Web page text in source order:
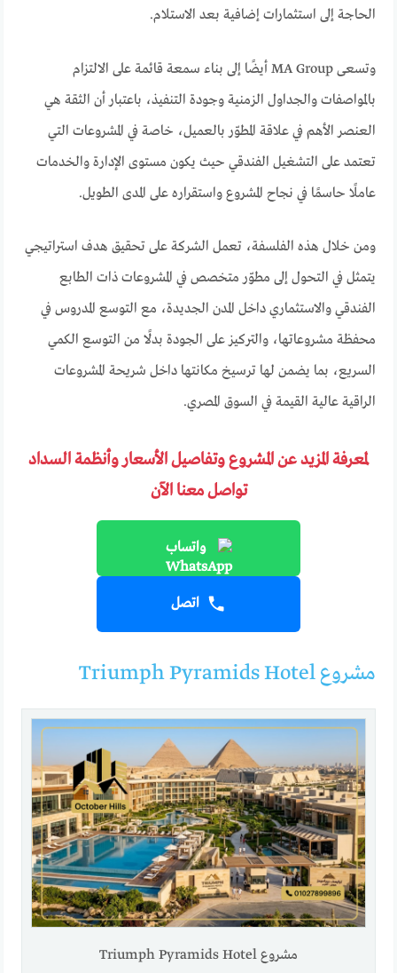
الحاجة إلى استثمارات إضافية بعد الاستلام.
وتسعى MA Group أيضًا إلى بناء سمعة قائمة على الالتزام
بالمواصفات والجداول الزمنية وجودة التنفيذ، باعتبار أن الثقة هي
العنصر الأهم في علاقة المطوّر بالعميل، خاصة في المشروعات التي
تعتمد على التشغيل الفندقي حيث يكون مستوى الإدارة والخدمات
عاملًا حاسمًا في نجاح المشروع واستقراره على المدى الطويل.
ومن خلال هذه الفلسفة، تعمل الشركة على تحقيق هدف استراتيجي
يتمثل في التحول إلى مطوّر متخصص في المشروعات ذات الطابع
الفندقي والاستثماري داخل المدن الجديدة، مع التوسع المدروس في
محفظة مشروعاتها، والتركيز على الجودة بدلًا من التوسع الكمي
السريع، بما يضمن لها ترسيخ مكانتها داخل شريحة المشروعات
الراقية عالية القيمة في السوق المصري.
لمعرفة المزيد عن المشروع وتفاصيل الأسعار وأنظمة السداد
تواصل معنا الآن
واتساب
اتصل
مشروع Triumph Pyramids Hotel
مشروع Triumph Pyramids Hotel